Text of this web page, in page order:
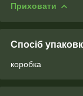
Приховати
Спосіб
коробка